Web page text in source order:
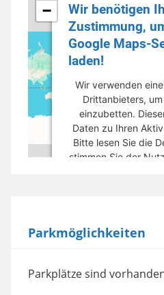
−
Wir benötigen
Zustimmung,
Google Maps-
laden!
Wir verwenden
Drittanbieters,
einzubetten.
Daten zu Ihren
Bitte lesen Sie die
stimmen Sie der
powered by
Management
Parkmöglichkeiten
Parkplätze sind